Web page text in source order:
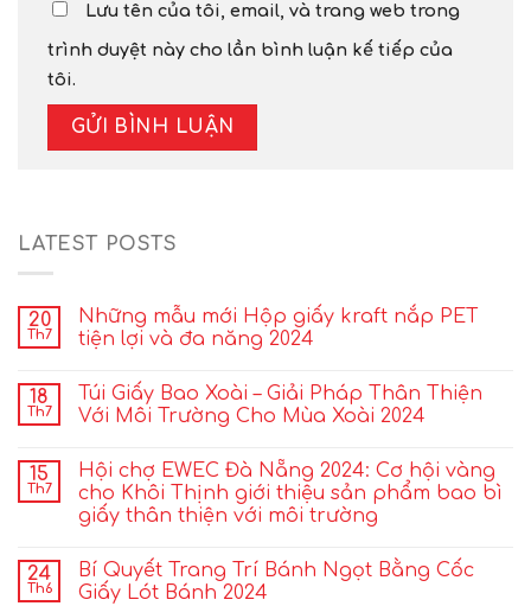
Lưu tên của tôi, email, và trang web trong
trình duyệt này cho lần bình luận kế tiếp của
tôi.
LATEST POSTS
20
Th7
Những mẫu mới Hộp giấy kraft nắp PET
tiện lợi và đa năng 2024
18
Th7
Túi Giấy Bao Xoài – Giải Pháp Thân Thiện
Với Môi Trường Cho Mùa Xoài 2024
15
Th7
Hội chợ EWEC Đà Nẵng 2024: Cơ hội vàng
cho Khôi Thịnh giới thiệu sản phẩm bao bì
giấy thân thiện với môi trường
24
Th6
Bí Quyết Trang Trí Bánh Ngọt Bằng Cốc
Giấy Lót Bánh 2024